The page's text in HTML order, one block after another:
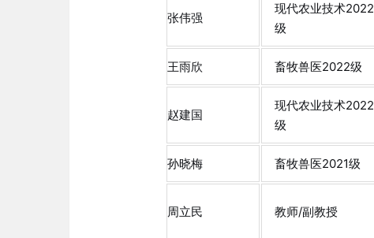
张伟强
现代农业技术2022
级
王雨欣 畜牧兽医2022级
赵建国
现代农业技术2022
级
孙晓梅 畜牧兽医2021级
周立民 教师/副教授